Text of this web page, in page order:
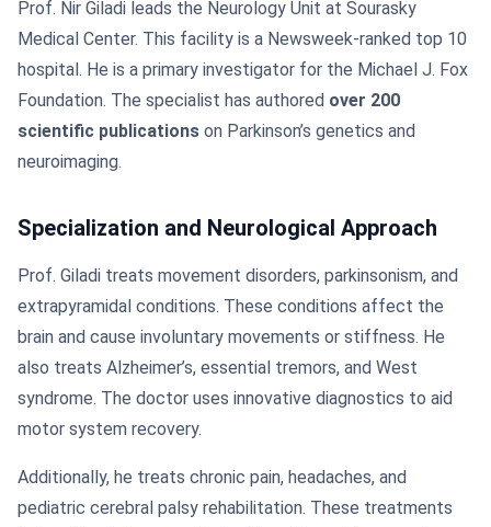
Prof. Nir Giladi leads the Neurology Unit at Sourasky
Medical Center. This facility is a Newsweek-ranked top 10
hospital. He is a primary investigator for the Michael J. Fox
Foundation. The specialist has authored over 200
scientific publications on Parkinson’s genetics and
neuroimaging.
Specialization and Neurological Approach
Prof. Giladi treats movement disorders, parkinsonism, and
extrapyramidal conditions. These conditions affect the
brain and cause involuntary movements or stiffness. He
also treats Alzheimer’s, essential tremors, and West
syndrome. The doctor uses innovative diagnostics to aid
motor system recovery.
Additionally, he treats chronic pain, headaches, and
pediatric cerebral palsy rehabilitation. These treatments